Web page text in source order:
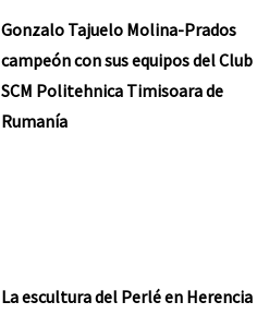
Gonzalo Tajuelo Molina-Prados
campeón con sus equipos del Club
SCM Politehnica Timisoara de
Rumanía
La escultura del Perlé en Herencia